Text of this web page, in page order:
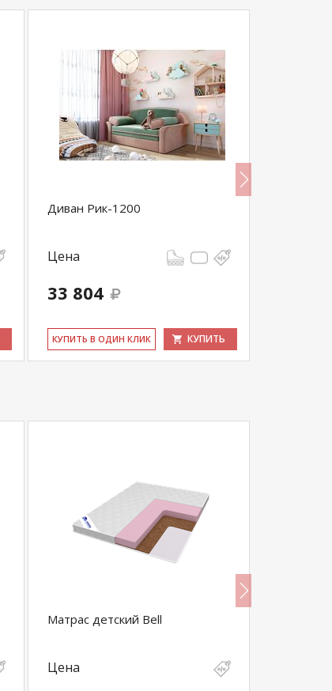
Диван Рик-1200
Цена
33 804
КУ­ПИТЬ В ОДИН КЛИК КУПИТЬ
Матрас детский Bell
Цена